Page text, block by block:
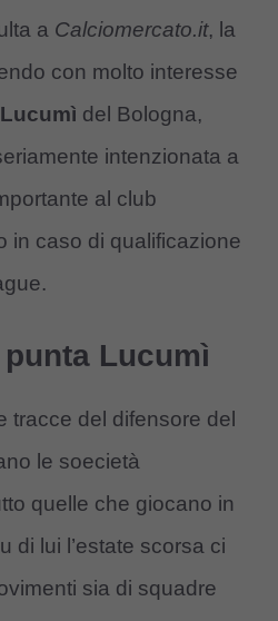
a Calciomercato.it, la
con molto interesse
Lucumì del Bologna,
intenzionata a
al club
in caso di qualificazione
Lucumì
tracce del difensore del
le soecietà
quelle che giocano in
di lui l’estate scorsa ci
sia di squadre